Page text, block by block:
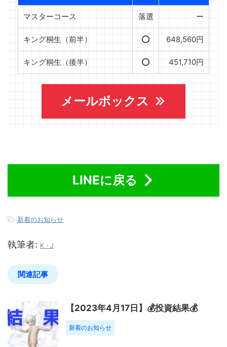
マスターコース 落選 ー
キング桐生（前半） ⭕️ 648,560円
キング桐生（後半） ⭕️ 451,710円
メールボックス
LINEに戻る
-新着のお知らせ
執筆者: K・J
関連記事
【2023年4月17日】💰投資結果💰
新着のお知らせ